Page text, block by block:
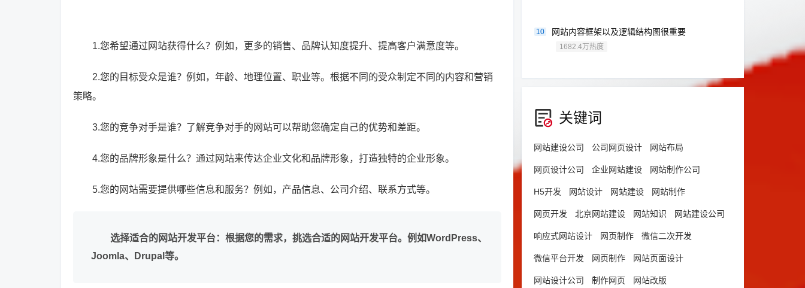
1.您希望通过网站获得什么？例如，更多的销售、品牌认知度提升、提高客户满意度等。
2.您的目标受众是谁？例如，年龄、地理位置、职业等。根据不同的受众制定不同的内容和营销
策略。
3.您的竞争对手是谁？了解竞争对手的网站可以帮助您确定自己的优势和差距。
4.您的品牌形象是什么？通过网站来传达企业文化和品牌形象，打造独特的企业形象。
5.您的网站需要提供哪些信息和服务？例如，产品信息、公司介绍、联系方式等。
选择适合的网站开发平台：根据您的需求，挑选合适的网站开发平台。例如WordPress、
Joomla、Drupal等。
10 网站内容框架以及逻辑结构图很重要
1682.4万热度
关键词
网站建设公司 公司网页设计 网站布局
网页设计公司 企业网站建设 网站制作公司
H5开发 网站设计 网站建设 网站制作
网页开发 北京网站建设 网站知识 网站建设公司
响应式网站设计 网页制作 微信二次开发
微信平台开发 网页制作 网站页面设计
网站设计公司 制作网页 网站改版